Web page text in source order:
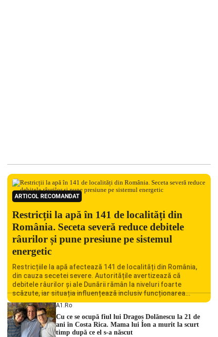
ARTICOL RECOMANDAT
Restricții la apă în 141 de localități din
România. Seceta severă reduce debitele
râurilor și pune presiune pe sistemul
energetic
Restricțiile la apă afectează 141 de localități din România,
din cauza secetei severe. Autoritățile avertizează că
debitele râurilor și ale Dunării rămân la niveluri foarte
scăzute, iar situația influențează inclusiv funcționarea
Centralei Nucleare de la Cernavodă. România se confruntă
cu una dintre cele mai dificile perioade din punct de vedere
hidrologic din ultimii ani. Lipsa […]
A1.ro
Cu ce se ocupă fiul lui Dragoș Dolănescu la 21 de
ani în Costa Rica. Mama lui Ion a murit la scurt
timp după ce el s-a născut